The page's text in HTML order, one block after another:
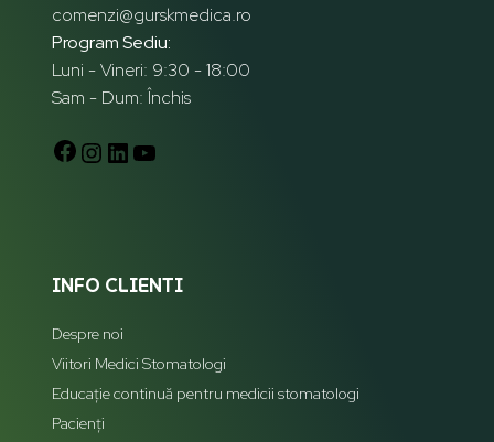
comenzi@gurskmedica.ro
Program Sediu:
Luni - Vineri: 9:30 - 18:00
Sam - Dum: Închis
INFO CLIENTI
Despre noi
Viitori Medici Stomatologi
Educație continuă pentru medicii stomatologi
Pacienți